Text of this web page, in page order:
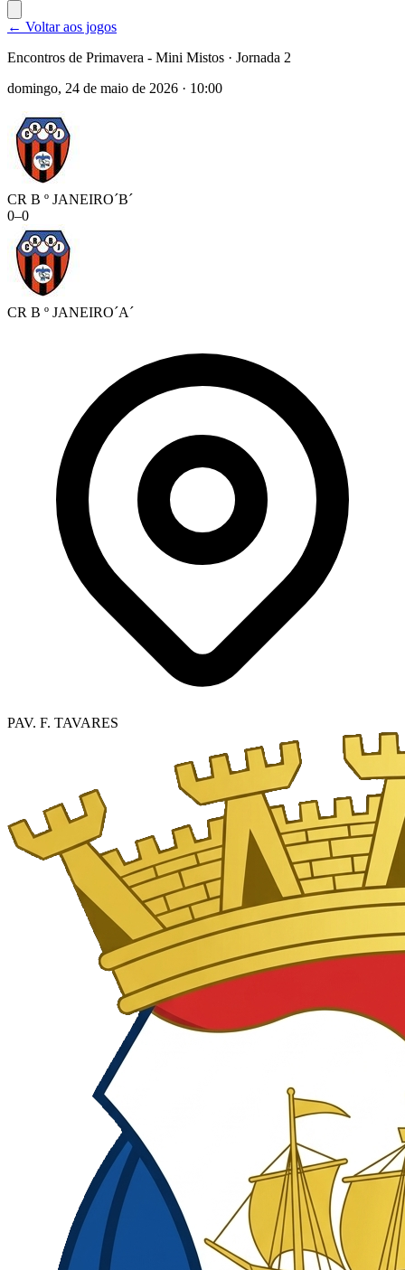
← Voltar aos jogos
Encontros de Primavera - Mini Mistos · Jornada 2
domingo, 24 de maio de 2026 · 10:00
CR B º JANEIRO´B´
0–0
CR B º JANEIRO´A´
PAV. F. TAVARES